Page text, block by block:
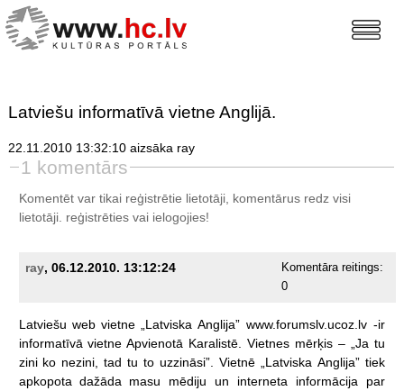
Latviešu informatīvā vietne Anglijā.
22.11.2010 13:32:10 aizsāka ray
1 komentārs
Komentēt var tikai reģistrētie lietotāji, komentārus redz visi
lietotāji. reģistrētiesvai ielogojies!
ray, 06.12.2010. 13:12:24
Komentāra reitings:
0
Latviešu web vietne „Latviska Anglija” www.forumslv.ucoz.lv -ir
informatīvā vietne Apvienotā Karalistē. Vietnes mērķis – „Ja tu
zini ko nezini, tad tu to uzzināsi”. Vietnē „Latviska Anglija” tiek
apkopota dažāda masu mēdiju un interneta informācija
par